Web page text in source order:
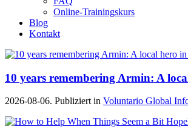
Online-Trainingskurs
Blog
Kontakt
10 years remembering Armin: A
2026-08-06. Publiziert in Voluntario Global